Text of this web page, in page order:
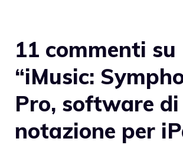
11 commenti su
“iMusic:
Pro, software di
notazione per